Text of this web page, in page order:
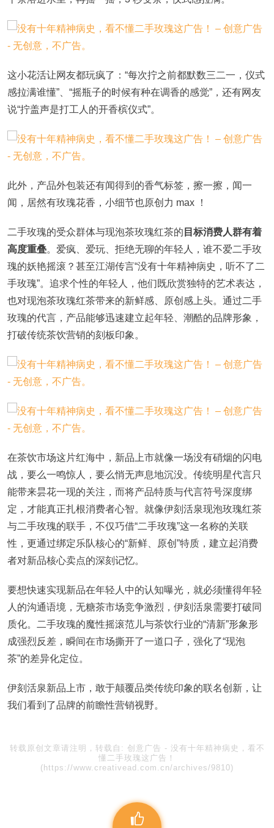
这小花活让网友都玩疯了：“每次拧之前都默数三二一，仪式
感拉满谁懂”、“摇瓶子的时候有种在调香的感觉”，还有网友
说“拧盖声是打工人的开香槟仪式”。
此外，产品外包装还有闻得到的香气标签，擦一擦，闻一
闻，居然有玫瑰花香，小细节也原创力 max ！
二手玫瑰的受众群体与现泡茶玫瑰红茶的 目标消费人群有着
高度重叠。爱疯、爱玩、拒绝无聊的年轻人，谁不爱二手玫
瑰的妖艳摇滚？甚至江湖传言“没有十年精神病史，听不了二
手玫瑰”。追求个性的年轻人，他们既欣赏独特的艺术表达，
也对现泡茶玫瑰红茶带来的新鲜感、原创感上头。通过二手
玫瑰的代言，产品能够迅速建立起年轻、潮酷的品牌形象，
打破传统茶饮营销的刻板印象。
在茶饮市场这片红海中，新品上市就像一场没有硝烟的闪电
战，要么一鸣惊人，要么悄无声息地沉没。传统明星代言只
能带来昙花一现的关注，而将产品特质与代言符号深度绑
定，才能真正扎根消费者心智。就像伊刻活泉现泡玫瑰红茶
与二手玫瑰的联手，不仅巧借“二手玫瑰”这一名称的关联
性，更通过绑定乐队核心的“新鲜、原创”特质，建立起消费
者对新品核心卖点的深刻记忆。
要想快速实现新品在年轻人中的认知曝光，就必须懂得年轻
人的沟通语境，无糖茶市场竞争激烈，伊刻活泉需要打破同
质化。二手玫瑰的魔性摇滚范儿与茶饮行业的“清新”形象形
成强烈反差，瞬间在市场撕开了一道口子，强化了“现泡
茶”的差异化定位。
伊刻活泉新品上市，敢于颠覆品类传统印象的联名创新，让
我们看到了品牌的前瞻性营销视野。
转载原创文章请注明，转载自: 创意广告 - 没有十年精神病史，看不
懂二手玫瑰这广告！
(https://www.creativead.com.cn/archives/9810)